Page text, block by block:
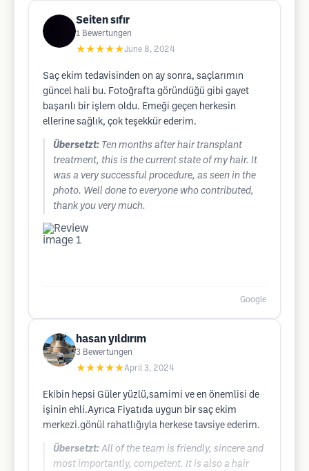
Seiten sıfır
1 Bewertungen
★★★★★June 8, 2024
Saç ekim tedavisinden on ay sonra, saçlarımın
güncel hali bu. Fotoğrafta göründüğü gibi gayet
başarılı bir işlem oldu. Emeği geçen herkesin
ellerine sağlık, çok teşekkür ederim.
Übersetzt: Ten months after hair transplant
treatment, this is the current state of my hair. It
was a very successful procedure, as seen in the
photo. Well done to everyone who contributed,
thank you very much.
Google
hasan yıldırım
3 Bewertungen
★★★★★April 3, 2024
Ekibin hepsi Güler yüzlü,samimi ve en önemlisi de
işinin ehli.Ayrıca Fiyatıda uygun bir saç ekim
merkezi.gönül rahatlığıyla herkese tavsiye ederim.
Übersetzt: All of the team is friendly, sincere and
most importantly, competent. It is also a hair